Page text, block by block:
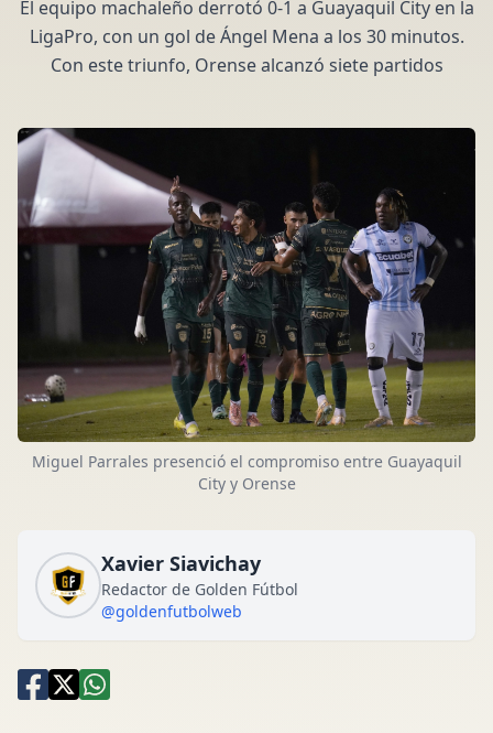
El equipo machaleño derrotó 0-1 a Guayaquil City en la
LigaPro, con un gol de Ángel Mena a los 30 minutos.
Con este triunfo, Orense alcanzó siete partidos
Miguel Parrales presenció el compromiso entre Guayaquil
City y Orense
Xavier Siavichay
Redactor de Golden Fútbol
@goldenfutbolweb